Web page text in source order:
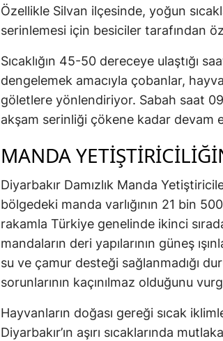
Özellikle Silvan ilçesinde, yoğun
serinlemesi için besiciler tarafından
Sıcaklığın 45-50 dereceye ulaştığı
dengelemek amacıyla çobanlar,
göletlere yönlendiriyor. Sabah saat
akşam serinliği çökene kadar devam
MANDA
Diyarbakır Damızlık Manda
bölgedeki manda varlığının 21 bin
rakamla Türkiye genelinde ikinci
mandaların deri yapılarının güneş
su ve çamur desteği sağlanmadığı
sorunlarının kaçınılmaz olduğunu
Hayvanların doğası gereği sıcak
Diyarbakır’ın aşırı sıcaklarında